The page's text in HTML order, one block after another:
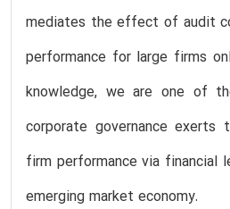
mediates the effect of audit
performance for large firms
knowledge, we are one of
corporate governance
firm performance via financial
emerging market economy.